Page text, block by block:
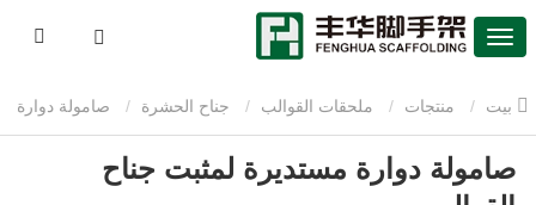
منتجات ملحقات القوالب جناح الحشرة صامولة دوارة
مستديرة لمثبت جناح القوالب
صامولة دوارة مستديرة لمثبت جناح